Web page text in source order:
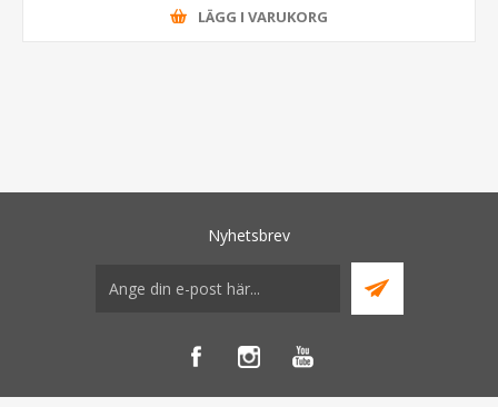
LÄGG I VARUKORG
Nyhetsbrev